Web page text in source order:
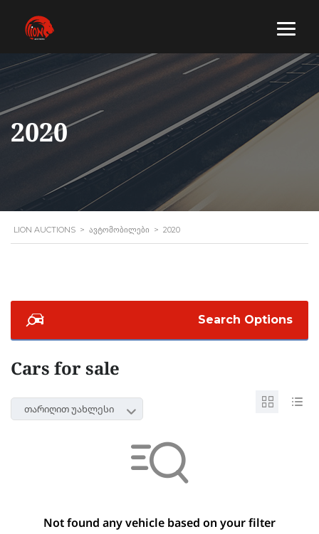
2020
LION AUCTIONS > ᲐᲕᲢᲝᲛᲝᲑᲘᲚᲔᲑᲘ > 2020
Search Options
Cars for sale
თარიღით უახლესი
Not found any vehicle based on your filter